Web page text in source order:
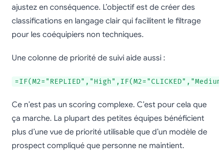
ajustez en conséquence. L’objectif est de créer des
classifications en langage clair qui facilitent le filtrage
pour les coéquipiers non techniques.
Une colonne de priorité de suivi aide aussi :
Ce n’est pas un scoring complexe. C’est pour cela que
ça marche. La plupart des petites équipes bénéficient
plus d’une vue de priorité utilisable que d’un modèle de
prospect compliqué que personne ne maintient.